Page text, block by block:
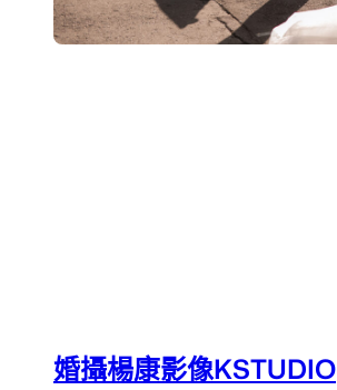
婚攝楊康影像KSTUDIO